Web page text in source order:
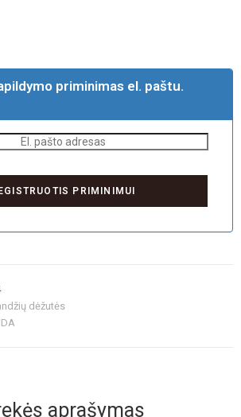
priminimas el. paštu.
dėžutės
aprašymas